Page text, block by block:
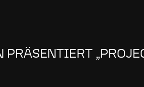
PRÄSENTIERT